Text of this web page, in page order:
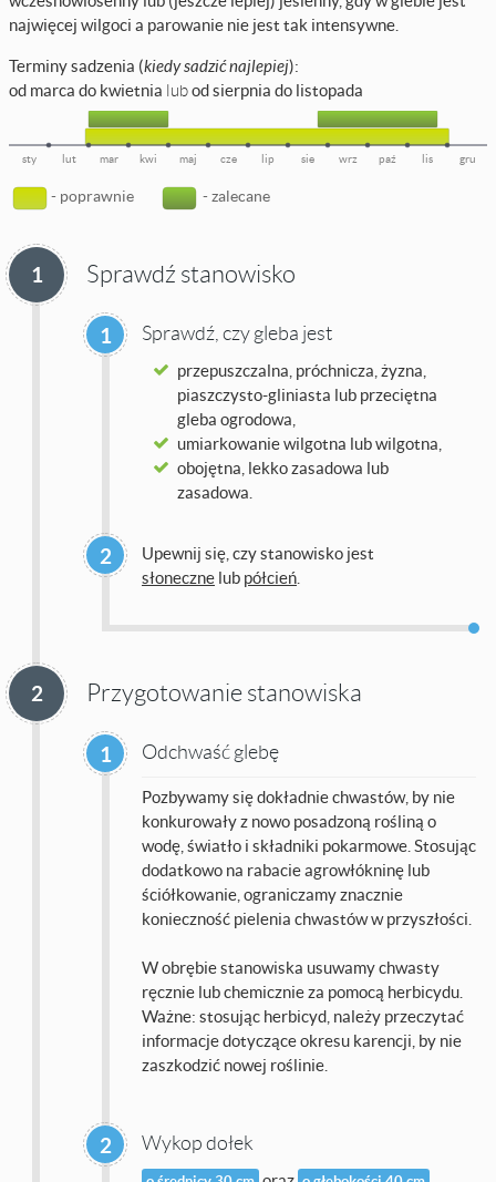
najwięcej wilgoci a parowanie nie jest tak intensywne.
Terminy sadzenia (kiedy sadzić najlepiej):
od marca do kwietnia lubod sierpnia do listopada
sty lut mar kwi maj cze lip sie wrz paź lis gru
- poprawnie - zalecane
1 Sprawdź stanowisko
1 Sprawdź, czy gleba jest
przepuszczalna, próchnicza, żyzna,
piaszczysto-gliniasta lub przeciętna
gleba ogrodowa,
umiarkowanie wilgotna lub wilgotna,
obojętna, lekko zasadowa lub
zasadowa.
2
Upewnij się, czy stanowisko jest
słoneczne lub półcień
2 Przygotowanie stanowiska
1 Odchwaść glebę
Pozbywamy się dokładnie chwastów, by nie
konkurowały z nowo posadzoną rośliną o
wodę, światło i składniki pokarmowe. Stosując
dodatkowo na rabacie agrowłókninę lub
ściółkowanie, ograniczamy znacznie
konieczność pielenia chwastów w przyszłości.
W obrębie stanowiska usuwamy chwasty
ręcznie lub chemicznie za pomocą herbicydu.
Ważne: stosując herbicyd, należy przeczytać
informacje dotyczące okresu karencji, by nie
zaszkodzić nowej roślinie.
2 Wykop dołek